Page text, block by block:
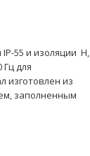
55 и изоляции H,
для
изготовлен из
заполненным